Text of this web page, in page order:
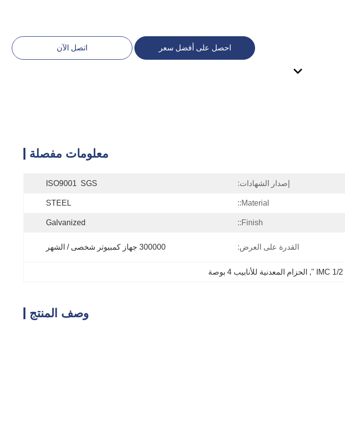
احصل على أفضل سعر اتصل الآن
معلومات مفصلة
إصدار الشهادات: ISO9001  SGS
Material::
STEEL
Finish::
Galvanized
القدرة على العرض: 300000 جهاز كمبيوتر شخصى / الشهر
, الحزام المعدنية للأنابيب 4 بوصة
وصف المنتج